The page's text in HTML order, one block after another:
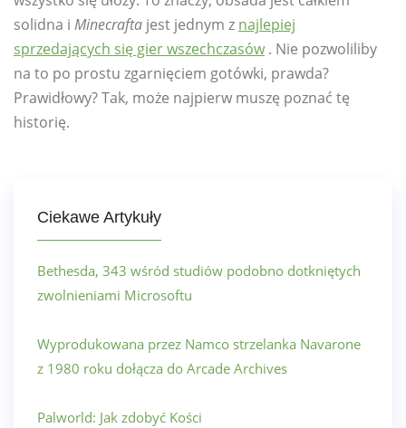
solidna i Minecrafta jest jednym z najlepiej
sprzedających się gier wszechczasów. Nie pozwoliliby
na to po prostu zgarnięciem gotówki, prawda?
Prawidłowy? Tak, może najpierw muszę poznać tę
historię.
Ciekawe Artykuły
Bethesda, 343 wśród studiów podobno dotkniętych
zwolnieniami Microsoftu
Wyprodukowana przez Namco strzelanka Navarone
z 1980 roku dołącza do Arcade Archives
Palworld: Jak zdobyć Kości